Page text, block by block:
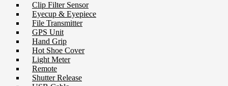
Clip Filter Sensor
Eyecup & Eyepiece
File Transmitter
GPS Unit
Hand Grip
Hot Shoe Cover
Light Meter
Remote
Shutter Release